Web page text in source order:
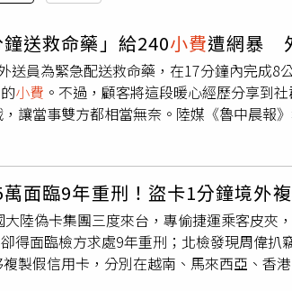
送救命藥」給240小費遭網暴
送員為緊急配送救命藥，在17分鐘內完成8
小費 。不過，顧客將這段暖心經歷分享到
讓當事雙方都相當無奈。陸媒《魯中晨報
顧客隨即來電表示，配送物品是人血清白
里。他在全程遵守交通安全的前提下，以17
斷向他道謝，並堅持掃碼支付人民幣50元的
緊照顧病人，不必一直道謝。他認為，能
將這段經歷分享至社群平台，原本是希望
輿論攻擊。眼見風波越演越烈，張帥源坦
面臨9年重刑！盜卡1分鐘境外
陸偽卡集團三度來台，專偷捷運乘客皮夾
得面臨檢方求處9年重刑；北檢發現周偉扒
製假信用卡，分別在越南、馬來西亞、香
快，被害人甚至還沒出站也不知皮夾失竊